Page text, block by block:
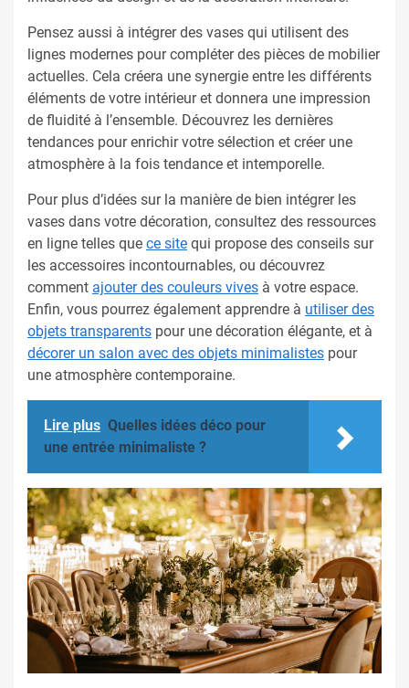
Pensez aussi à intégrer des vases qui utilisent des
lignes modernes pour compléter des pièces de mobilier
actuelles. Cela créera une synergie entre les différents
éléments de votre intérieur et donnera une impression
de fluidité à l’ensemble. Découvrez les dernières
tendances pour enrichir votre sélection et créer une
atmosphère à la fois tendance et intemporelle.
Pour plus d’idées sur la manière de bien intégrer les
vases dans votre décoration, consultez des ressources
en ligne telles que ce site qui propose des conseils sur
les accessoires incontournables, ou découvrez
comment ajouter des couleurs vives à votre espace.
Enfin, vous pourrez également apprendre à utiliser des
objets transparents pour une décoration élégante, et à
décorer un salon avec des objets minimalistes pour
une atmosphère contemporaine.
Lire plus Quelles idées déco pour
une entrée minimaliste ?